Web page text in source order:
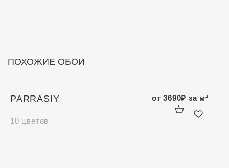
ПОХОЖИЕ ОБОИ
PARRASIY
10 цветов
от3690₽ за м²